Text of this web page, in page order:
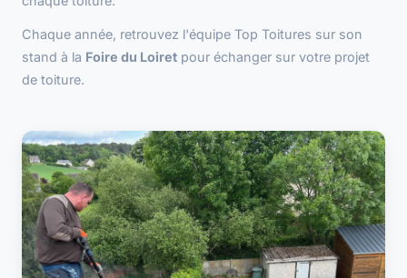
Chaque année, retrouvez l'équipe Top Toitures sur son
stand à la Foire du Loiret pour échanger sur votre projet
de toiture.